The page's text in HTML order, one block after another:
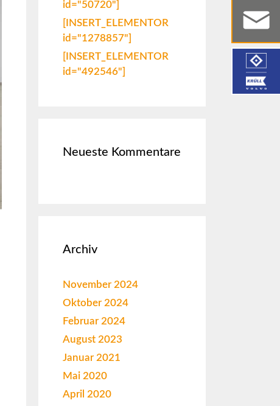
id="50720"]
[INSERT_ELEMENTOR
id="1278857"]
[INSERT_ELEMENTOR
id="492546"]
Neueste Kommentare
Archiv
November 2024
Oktober 2024
Februar 2024
August 2023
Januar 2021
Mai 2020
April 2020